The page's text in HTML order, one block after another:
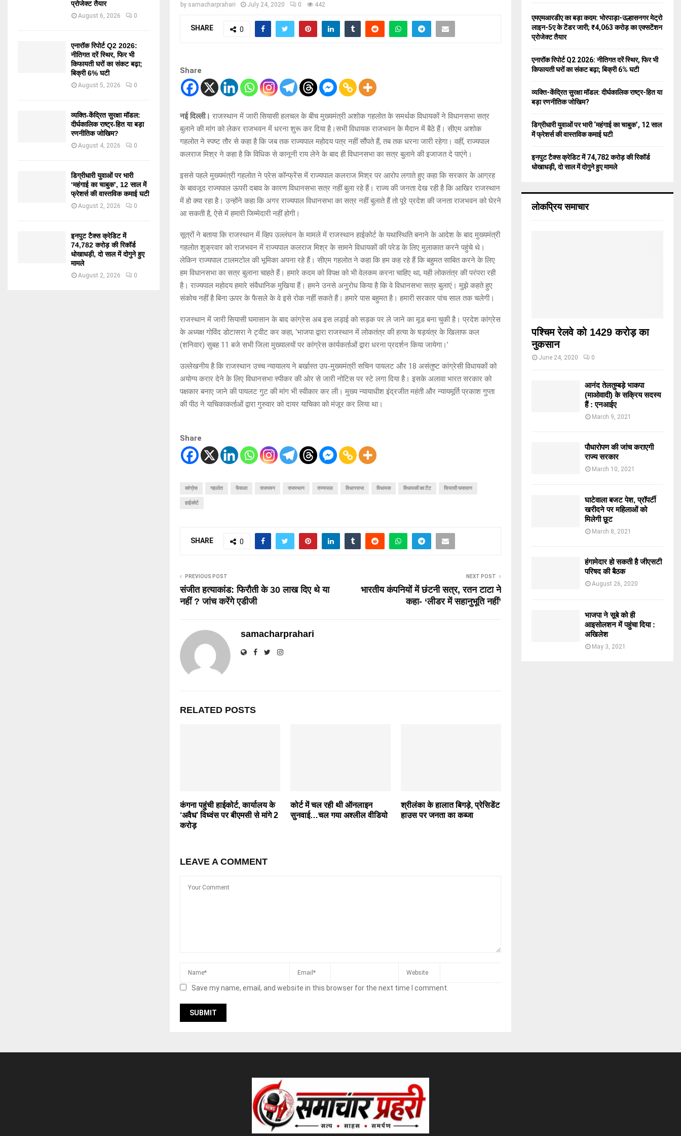
by samacharprahari July 24, 2020 0 442
SHARE 0
Share
नई दिल्ली। राजस्थान में जारी सियासी हलचल के बीच मुख्यमंत्री अशोक गहलोत के समर्थक विधायकों ने विधानसभा सत्र
बुलाने की मांग को लेकर राजभवन में धरना शुरू कर दिया है।सभी विधायक राजभवन के मैदान में बैठे हैं। सीएम अशोक
गहलोत ने स्पष्ट तौर से कहा है कि जब तक राज्यपाल महोदय पत्र नहीं सौंपते हैं, तब तक धरना जारी रहेगा। वहीं, राज्यपाल
कलराज मिश्र ने कहा है कि विधिक से कानूनी राय लेने के बाद ही विधानसभा का सत्र बुलाने की इजाजत दे पाएंगे।
इससे पहले मुख्यमंत्री गहलोत ने प्रेस कॉन्फ्रेंस में राज्यपाल कलराज मिश्र पर आरोप लगाते हुए कहा कि सरकार के आग्रह
के बावजूद राज्यपाल ऊपरी दबाव के कारण विधानसभा सत्र नहीं बुला रहे हैं। राज्य की जनता देख रही है कि आखिर राजस्थान
में हो क्या रहा है। उन्होंने कहा कि अगर राज्यपाल विधानसभा का सत्र नहीं बुलाते हैं तो पूरे प्रदेश की जनता राजभवन को घेरने
आ सकती है, ऐसे में हमारी जिम्मेदारी नहीं होगी।
सूत्रों ने बताया कि राजस्थान में व्हिप उल्लंघन के मामले में राजस्थान हाईकोर्ट के यथास्थिति बनाने के आदेश के बाद मुख्यमंत्री
गहलोत शुक्रवार को राजभवन में राज्यपाल कलराज मिश्र के सामने विधायकों की परेड के लिए मुलाकात करने पहुंचे थे।
लेकिन राज्यपाल टालमटोल की भूमिका अपना रहे हैं। सीएम गहलोत ने कहा कि हम कह रहे हैं कि बहुमत साबित करने के लिए
हम विधानसभा का सत्र बुलाना चाहते हैं। हमारे कदम को विपक्ष को भी वेलकम करना चाहिए था, यही लोकतंत्र की परंपरा रही
है। राज्यपाल महोदय हमारे संवैधानिक मुखिया हैं। हमने उनसे अनुरोध किया है कि वे विधानसभा सत्र बुलाएं। मुझे कहते हुए
संकोच नहीं है बिना ऊपर के फैसले के वे इसे रोक नहीं सकते हैं। हमारे पास बहुमत है। हमारी सरकार पांच साल तक चलेगी।
राजस्थान में जारी सियासी घमासान के बाद कांग्रेस अब इस लड़ाई को सड़क पर ले जाने का मूड बना चुकी है। प्रदेश कांग्रेस
के अध्यक्ष गोविंद डोटासरा ने ट्वीट कर कहा, ‘भाजपा द्वारा राजस्थान में लोकतंत्र की हत्या के षड़यंत्र के खिलाफ कल
(शनिवार) सुबह 11 बजे सभी जिला मुख्यालयों पर कांग्रेस कार्यकर्ताओं द्वारा धरना प्रदर्शन किया जायेगा।’
उल्लेखनीय है कि राजस्थान उच्च न्यायालय ने बर्खास्त उप-मुख्यमंत्री सचिन पायलट और 18 असंतुष्ट कांग्रेसी विधायकों को
अयोग्य करार देने के लिए विधानसभा स्पीकर की ओर से जारी नोटिस पर स्टे लगा दिया है। इसके अलावा भारत सरकार को
पक्षकार बनाए जाने की पायलट गुट की मांग भी स्वीकार कर ली। मुख्य न्यायाधीश इंद्रजीत महंती और न्यायमूर्ति प्रकाश गुप्ता
की पीठ ने याचिकाकर्ताओं द्वारा गुरुवार को दायर याचिका को मंजूर कर लिया था।
Share
कांग्रेस गहलोत फैसला राजभवन राजस्थान राज्यपाल विधानसभा विधायक विधायकों का टेंट सियासी घमासान
हाईकोर्ट
SHARE 0
PREVIOUS POST
संजीत हत्याकांड: फिरौती के 30 लाख दिए थे या
नहीं ? जांच करेंगे एडीजी
NEXT POST
भारतीय कंपनियों में छंटनी सत्र, रतन टाटा ने
कहा- ‘लीडर में सहानुभूति नहीं’
samacharprahari
RELATED POSTS
कंगना पहुंची हाईकोर्ट, कार्यालय के
‘अवैध’ विध्वंस पर बीएमसी से मांगे 2
करोड़
कोर्ट में चल रही थी ऑनलाइन
सुनवाई…चल गया अश्लील वीडियो
श्रीलंका के हालात बिगड़े, प्रेसिडेंट
हाउस पर जनता का कब्जा
LEAVE A COMMENT
Save my name, email, and website in this browser for the next time I comment.
प्रोजेक्ट तैयार
August 6, 2026 0
एनारॉक रिपोर्ट Q2 2026:
नीतिगत दरें स्थिर, फिर भी
किफायती घरों का संकट बढ़ा;
बिक्री 6% घटी
August 5, 2026 0
व्यक्ति-केंद्रित सुरक्षा मॉडल:
दीर्घकालिक राष्ट्र-हित या बड़ा
रणनीतिक जोखिम?
August 4, 2026 0
डिग्रीधारी युवाओं पर भारी
‘महंगाई का चाबुक’, 12 साल में
फ्रेशर्स की वास्तविक कमाई घटी
August 2, 2026 0
इनपुट टैक्स क्रेडिट में
74,782 करोड़ की रिकॉर्ड
धोखाधड़ी, दो साल में दोगुने हुए
मामले
August 2, 2026 0
o
r
:
R
एमएमआरडीए का बड़ा कदम: भोरपाड़ा-उल्हासनगर मेट्रो
लाइन-5ए के टेंडर जारी; ₹4,063 करोड़ का एक्सटेंशन
प्रोजेक्ट तैयार
एनारॉक रिपोर्ट Q2 2026: नीतिगत दरें स्थिर, फिर भी
किफायती घरों का संकट बढ़ा; बिक्री 6% घटी
व्यक्ति-केंद्रित सुरक्षा मॉडल: दीर्घकालिक राष्ट्र-हित या
बड़ा रणनीतिक जोखिम?
डिग्रीधारी युवाओं पर भारी ‘महंगाई का चाबुक’, 12 साल
में फ्रेशर्स की वास्तविक कमाई घटी
इनपुट टैक्स क्रेडिट में 74,782 करोड़ की रिकॉर्ड
धोखाधड़ी, दो साल में दोगुने हुए मामले
लोकप्रिय समाचार
पश्चिम रेलवे को 1429 करोड़ का
नुकसान
June 24, 2020 0
आनंद तेलतुम्बड़े भाकपा
(माओवादी) के सक्रिय सदस्य
हैं : एनआईए
March 9, 2021
पौधारोपण की जांच कराएगी
राज्य सरकार
March 10, 2021
घाटेवाला बजट पेश, प्रॉपर्टी
खरीदने पर महिलाओं को
मिलेगी छूट
March 8, 2021
हंगामेदार हो सकती है जीएसटी
परिषद की बैठक
August 26, 2020
भाजपा ने सूबे को ही
आइसोलशन में पहुंचा दिया :
अखिलेश
May 3, 2021